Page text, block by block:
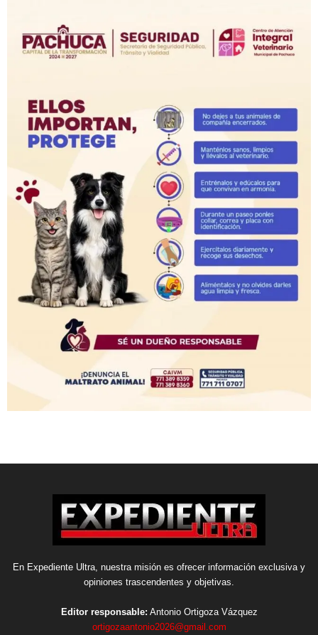
En Expediente Ultra, nuestra misión es ofrecer información exclusiva y
opiniones trascendentes y objetivas.
Editor responsable: Antonio Ortigoza Vázquez
ortigozaantonio2026@gmail.com